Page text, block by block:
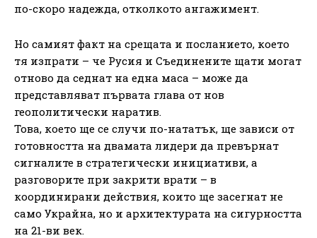
по-скоро надежда, отколкото ангажимент.
Но самият факт на срещата и посланието, което
тя изпрати – че Русия и Съединените щати могат
отново да седнат на една маса – може да
представляват първата глава от нов
геополитически наратив.
Това, което ще се случи по-нататък, ще зависи от
готовността на двамата лидери да превърнат
сигналите в стратегически инициативи, а
разговорите при закрити врати – в
координирани действия, които ще засегнат не
само Украйна, но и архитектурата на сигурността
на 21-ви век.